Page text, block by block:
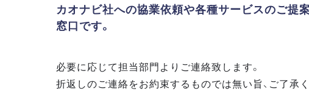
カオナビ社への協業依頼や各種サービスのご提
窓口です。
必要に応じて担当部門よりご連絡致します。
折返しのご連絡をお約束するものでは無い旨、ご了承く